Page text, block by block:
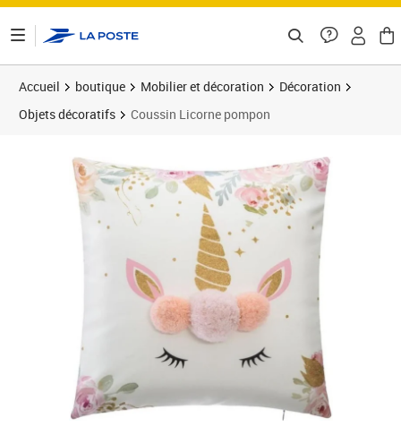
Accueil boutique Mobilier et décoration
Décoration
Objets décoratifs
Coussin Licorne pompon